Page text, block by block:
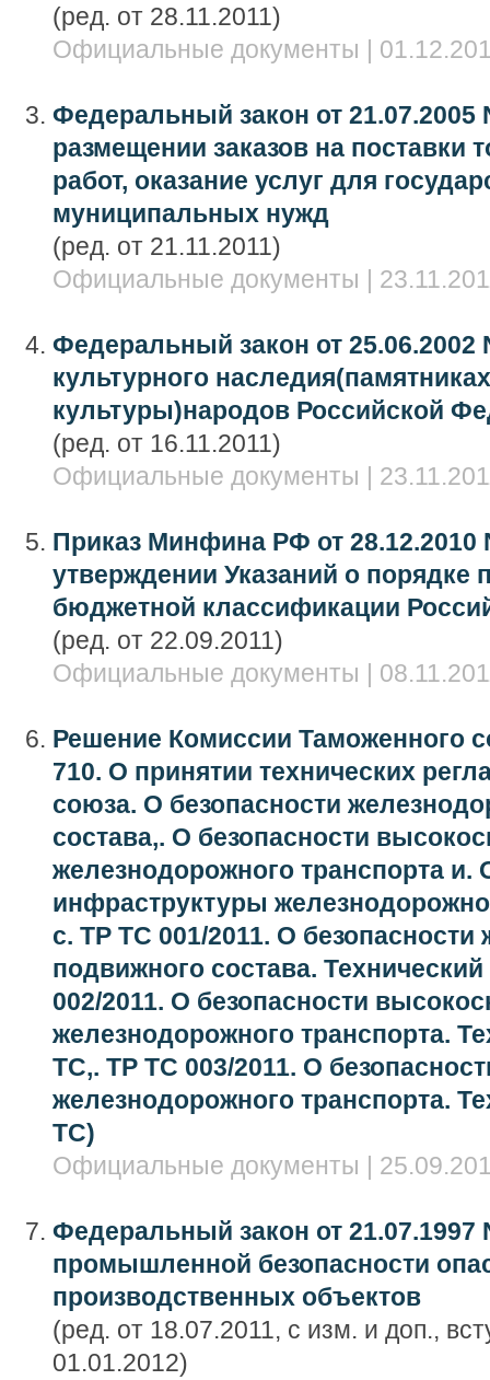
(ред. от 28.11.2011)
Официальные документы |
Федеральный закон от 21.07.2005
размещении заказов на поставки
работ, оказание услуг для
муниципальных нужд
(ред. от 21.11.2011)
Официальные документы |
Федеральный закон от 25.06.2002
культурного
культуры)народов Российской
(ред. от 16.11.2011)
Официальные документы |
Приказ Минфина РФ от 28.12.2010
утверждении Указаний о порядке
бюджетной классификации
(ред. от 22.09.2011)
Официальные документы |
Решение Комиссии Таможенного
710. О принятии технических
союза. О безопасности
состава,. О безопасности
железнодорожного транспорта и.
инфраструктуры
с. ТР ТС 001/2011. О
подвижного состава.
002/2011. О безопасности
железнодорожного транспорта.
ТС,. ТР ТС 003/2011. О
железнодорожного транспорта.
ТС)
Официальные документы |
Федеральный закон от 21.07.1997
промышленной безопасности
производственных объектов
(ред. от 18.07.2011, с изм. и доп.,
01.01.2012)